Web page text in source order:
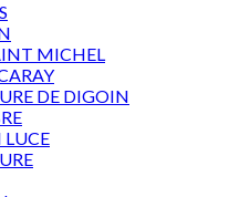
MICHEL
DE DIGOIN